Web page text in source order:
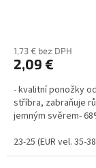
1,73 € bez DPH
2,09 €
- kvalitní ponožky
stříbra, zabraňuje
jemným svěrem-
23-25 (EUR vel. 35-